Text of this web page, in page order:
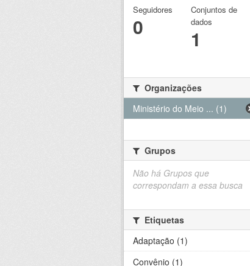
Seguidores
0
Conjuntos de
dados
1
Organizações
Ministério do Meio ... (1)
Grupos
Não há Grupos que
correspondam a essa busca
Etiquetas
Adaptação (1)
Convênio (1)